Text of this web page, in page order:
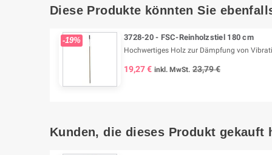
Diese Produkte könnten Sie
-19% 3728-20 - FSC-Reinholzstiel 180 cm
Hochwertiges Holz zur Dämpfung von
19,27 € inkl. MwSt. 23,79 €
Kunden, die dieses Produkt gekauft